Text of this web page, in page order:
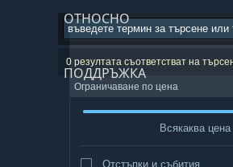
ОТНОСНО
ПОДДРЪЖКА
0 резултата съответстват на
Ограничаване по цена
Всякаква цена
Отстъпки и събития